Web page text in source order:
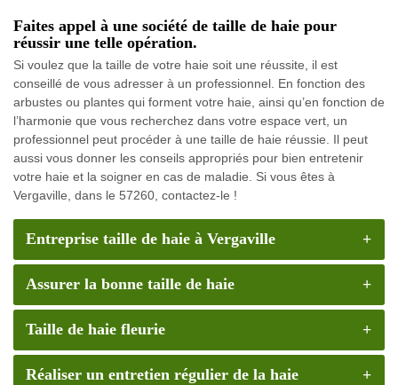
Faites appel à une société de taille de haie pour
réussir une telle opération.
Si voulez que la taille de votre haie soit une réussite, il est
conseillé de vous adresser à un professionnel. En fonction des
arbustes ou plantes qui forment votre haie, ainsi qu’en fonction de
l’harmonie que vous recherchez dans votre espace vert, un
professionnel peut procéder à une taille de haie réussie. Il peut
aussi vous donner les conseils appropriés pour bien entretenir
votre haie et la soigner en cas de maladie. Si vous êtes à
Vergaville, dans le 57260, contactez-le !
Entreprise taille de haie à Vergaville
Assurer la bonne taille de haie
Taille de haie fleurie
Réaliser un entretien régulier de la haie